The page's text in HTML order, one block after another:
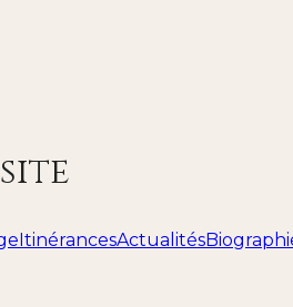
ItinérancesActualités